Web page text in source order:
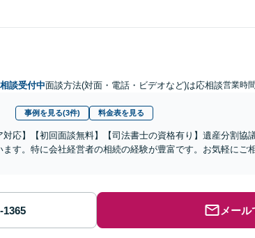
談受付中面談方法(対面・電話・ビデオなど)は応相談営業時
事例を見る(3件) 料金表を見る
対応】【初回面談無料】【司法書士の資格有り】遺産分割協
ます。特に会社経営者の相続の経験が豊富です。お気軽にご
メー